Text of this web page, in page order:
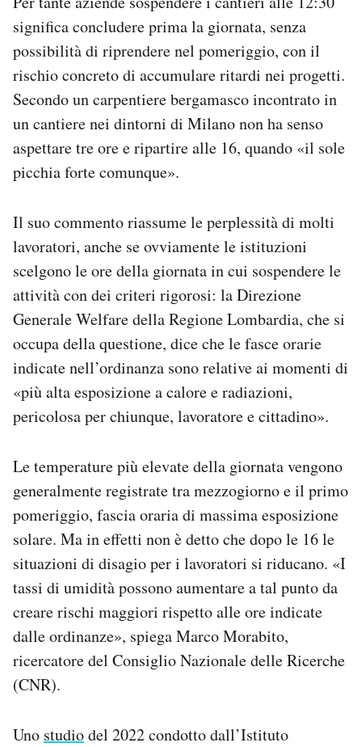
significa concludere prima la giornata, senza
possibilità di riprendere nel pomeriggio, con il
rischio concreto di accumulare ritardi nei progetti.
Secondo un carpentiere bergamasco incontrato in
un cantiere nei dintorni di Milano non ha senso
aspettare tre ore e ripartire alle 16, quando «il sole
picchia forte comunque».
Il suo commento riassume le perplessità di molti
lavoratori, anche se ovviamente le istituzioni
scelgono le ore della giornata in cui sospendere le
attività con dei criteri rigorosi: la Direzione
Generale Welfare della Regione Lombardia, che si
occupa della questione, dice che le fasce orarie
indicate nell’ordinanza sono relative ai momenti di
«più alta esposizione a calore e radiazioni,
pericolosa per chiunque, lavoratore e cittadino».
Le temperature più elevate della giornata vengono
generalmente registrate tra mezzogiorno e il primo
pomeriggio, fascia oraria di massima esposizione
solare. Ma in effetti non è detto che dopo le 16 le
situazioni di disagio per i lavoratori si riducano. «I
tassi di umidità possono aumentare a tal punto da
creare rischi maggiori rispetto alle ore indicate
dalle ordinanze», spiega Marco Morabito,
ricercatore del Consiglio Nazionale delle Ricerche
(CNR).
Uno studiodel 2022 condotto dall’Istituto